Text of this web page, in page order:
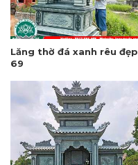
Lăng thờ đá xanh rêu đẹp
69